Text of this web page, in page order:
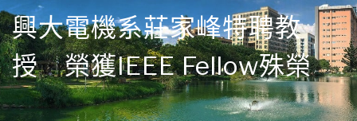
興大電機系莊家峰特聘教
授 榮獲IEEE Fellow殊榮